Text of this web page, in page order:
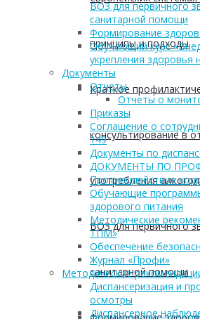
принципы и подходы
Краткое
консультирование в
употребления
ВОЗ для первичного
санитарной помощи
ВОЗ для первичного
санитарной помощи
Формирование
Обучающий курс
укрепления здоровья
Документы
Отчеты
Отчеты о
Приказы
Соглашение о
149
Документы по
ДОКУМЕНТЫ ПО
Противодействие
Обучающие
здорового питания
Методические
ТПМ»
Обеспечение
Журнал «Профи»
Методические
Диспансеризация и
осмотры
Диспансерное